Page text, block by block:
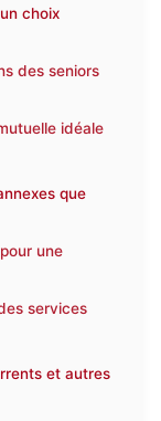
choix
des seniors
idéale
que
une
services
et autres